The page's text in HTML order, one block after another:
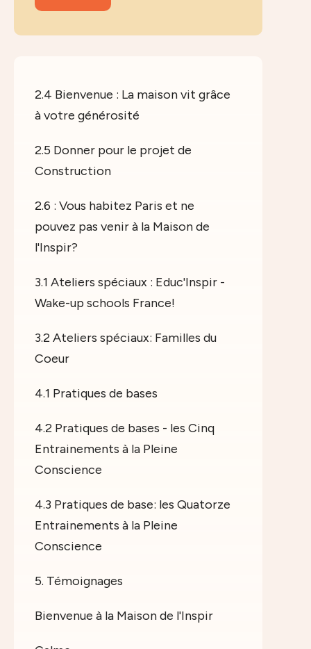
2.4 Bienvenue : La maison vit grâce
à votre générosité
2.5 Donner pour le projet de
Construction
2.6 : Vous habitez Paris et ne
pouvez pas venir à la Maison de
l'Inspir?
3.1 Ateliers spéciaux : Educ'Inspir -
Wake-up schools France!
3.2 Ateliers spéciaux: Familles du
Coeur
4.1 Pratiques de bases
4.2 Pratiques de bases - les Cinq
Entrainements à la Pleine
Conscience
4.3 Pratiques de base: les Quatorze
Entrainements à la Pleine
Conscience
5. Témoignages
Bienvenue à la Maison de l'Inspir